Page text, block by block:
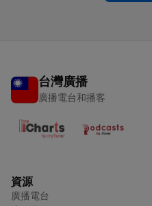
台灣廣播
廣播電台和播客
資源
廣播電台